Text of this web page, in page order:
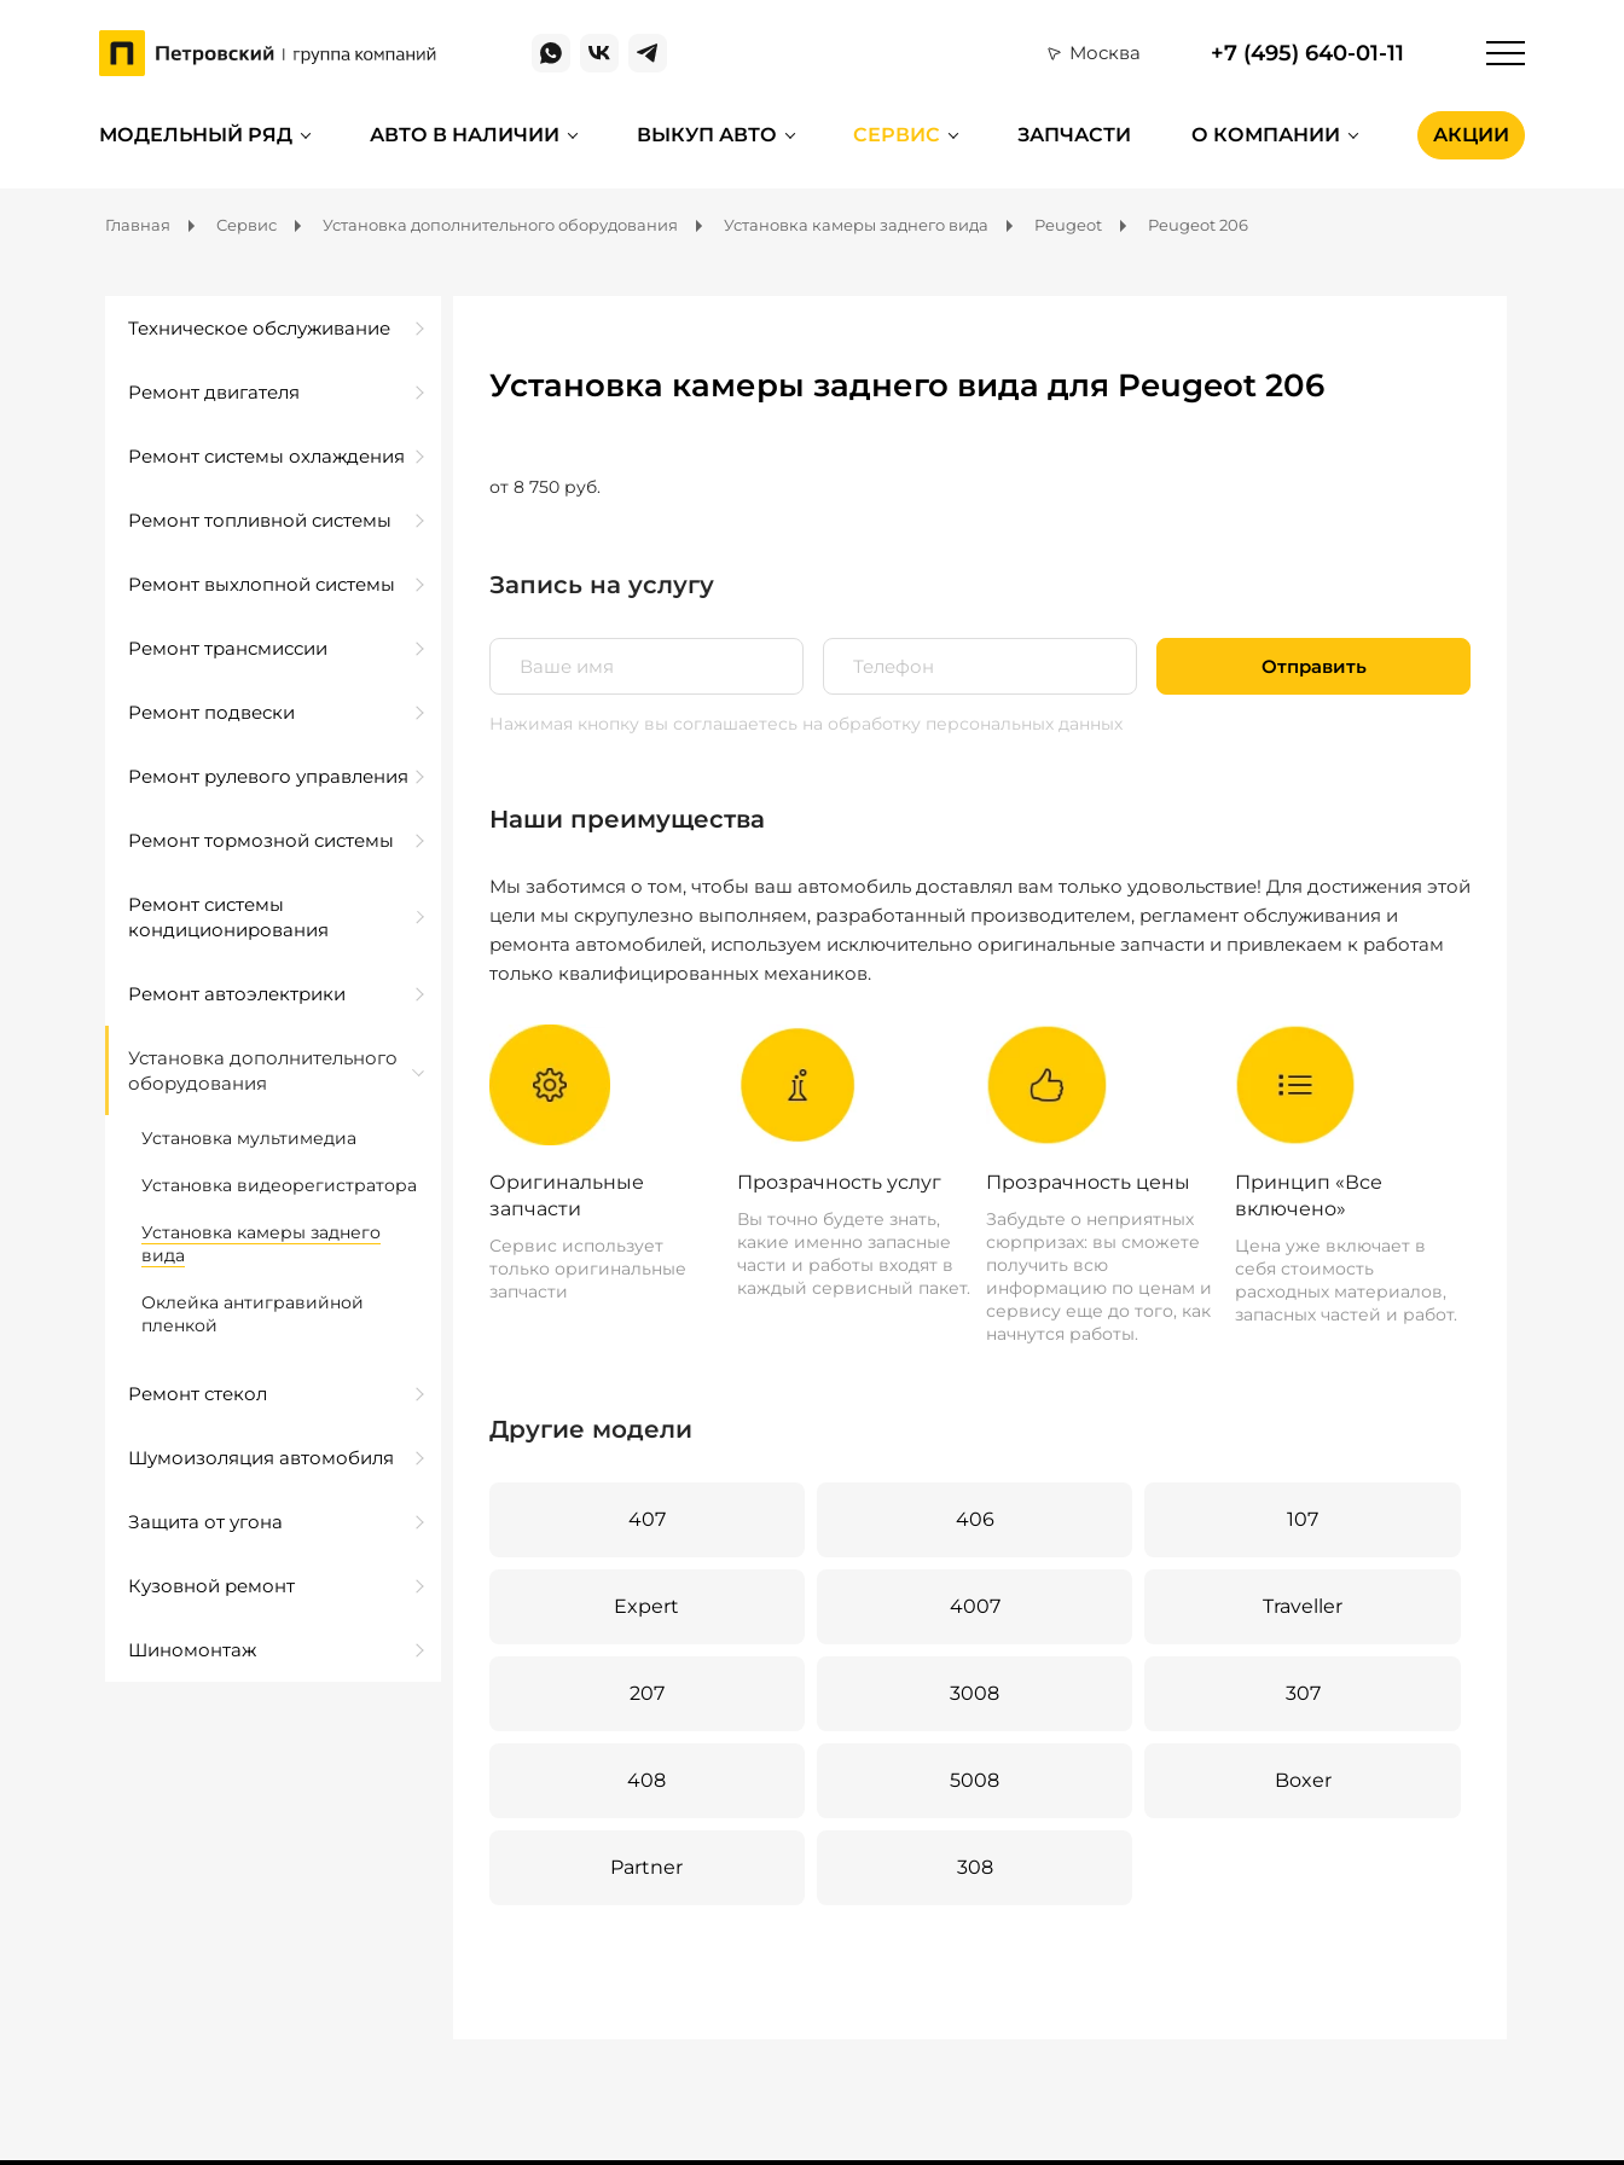
Москва +7 (495) 640-01-11
МОДЕЛЬНЫЙ РЯД АВТО В НАЛИЧИИ ВЫКУП АВТО СЕРВИС ЗАПЧАСТИ О КОМПАНИИ АКЦИИ
Главная Сервис Установка дополнительного оборудования Установка камеры заднего вида Peugeot Peugeot 206
Техническое обслуживание
Ремонт двигателя
Ремонт системы охлаждения
Ремонт топливной системы
Ремонт выхлопной системы
Ремонт трансмиссии
Ремонт подвески
Ремонт рулевого управления
Ремонт тормозной системы
Ремонт системы
кондиционирования
Ремонт автоэлектрики
Установка дополнительного
оборудования
Установка мультимедиа
Установка видеорегистратора
Установка камеры заднего
вида
Оклейка антигравийной
пленкой
Ремонт стекол
Шумоизоляция автомобиля
Защита от угона
Кузовной ремонт
Шиномонтаж
Установка камеры заднего вида для Peugeot 206
от 8 750 руб.
Запись на услугу
Отправить
Нажимая кнопку вы соглашаетесь на обработку персональных данных
Наши преимущества
Мы заботимся о том, чтобы ваш автомобиль доставлял вам только удовольствие! Для достижения этой
цели мы скрупулезно выполняем, разработанный производителем, регламент обслуживания и
ремонта автомобилей, используем исключительно оригинальные запчасти и привлекаем к работам
только квалифицированных механиков.
Оригинальные
запчасти
Сервис использует
только оригинальные
запчасти
Прозрачность услуг
Вы точно будете знать,
какие именно запасные
части и работы входят в
каждый сервисный пакет.
Прозрачность цены
Забудьте о неприятных
сюрпризах: вы сможете
получить всю
информацию по ценам и
сервису еще до того, как
начнутся работы.
Принцип «Все
включено»
Цена уже включает в
себя стоимость
расходных материалов,
запасных частей и работ.
Другие модели
407 406 107
Expert 4007 Traveller
207 3008 307
408 5008 Boxer
Partner 308